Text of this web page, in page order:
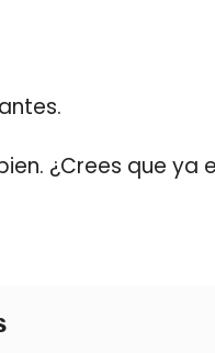
¿Crees que ya